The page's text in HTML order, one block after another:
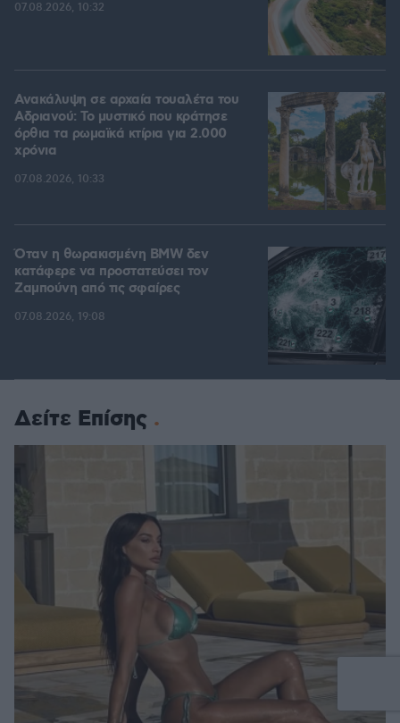
07.08.2026, 10:32
Ανακάλυψη σε αρχαία τουαλέτα του
Αδριανού: Το μυστικό που κράτησε
όρθια τα ρωμαϊκά κτίρια για 2.000
χρόνια
07.08.2026, 10:33
Όταν η θωρακισμένη BMW δεν
κατάφερε να προστατεύσει τον
Ζαμπούνη από τις σφαίρες
07.08.2026, 19:08
Δείτε Επίσης